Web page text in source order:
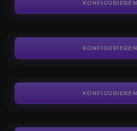
KONFIGURIEREN
KONFIGURIEREN
KONFIGURIEREN
Credits